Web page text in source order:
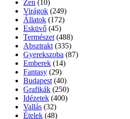
Zen (10)
Virágok (249)
Állatok (172)
Esküvő (45)
Természet (488)
Absztrakt (335)
Gyerekszoba (87)
Emberek (14)
Fantasy (29)
Budapest (40)
Grafikák (250)
Idézetek (400)
Vallás (32)
Ételek (48)